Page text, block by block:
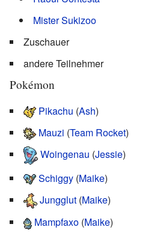
Mister Sukizoo
Zuschauer
andere Teilnehmer
Pokémon
Pikachu (Ash)
Mauzi (Team Rocket)
Woingenau (Jessie)
Schiggy (Maike)
Jungglut (Maike)
Mampfaxo (Maike)